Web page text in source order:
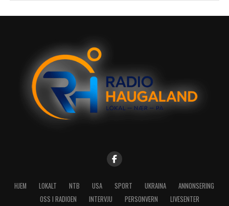
HJEM LOKALT NTB USA SPORT UKRAINA
ANNONSERING
OSS I RADIOEN
INTERVJU PERSONVERN LIVESENTER